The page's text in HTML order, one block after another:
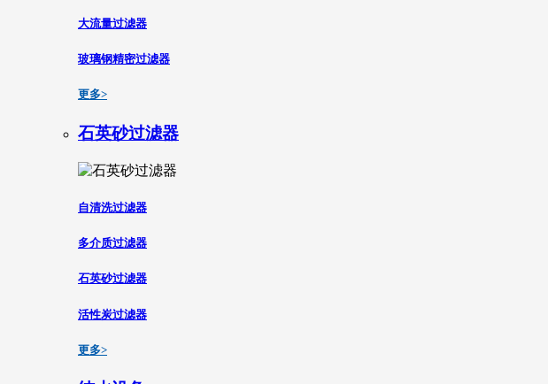
大流量过滤器
玻璃钢精密过滤器
更多>
石英砂过滤器
自清洗过滤器
多介质过滤器
石英砂过滤器
活性炭过滤器
更多>